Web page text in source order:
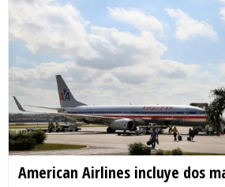
American Airlines incluye dos